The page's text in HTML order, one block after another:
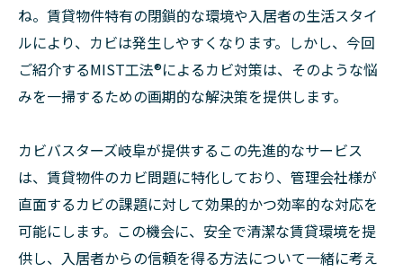
ね。賃貸物件特有の閉鎖的な環境や入居者の生活スタイ
ルにより、カビは発生しやすくなります。しかし、今回
ご紹介するMIST工法®によるカビ対策は、そのような悩
みを一掃するための画期的な解決策を提供します。
カビバスターズ岐阜が提供するこの先進的なサービス
は、賃貸物件のカビ問題に特化しており、管理会社様が
直面するカビの課題に対して効果的かつ効率的な対応を
可能にします。この機会に、安全で清潔な賃貸環境を提
供し、入居者からの信頼を得る方法について一緒に考え